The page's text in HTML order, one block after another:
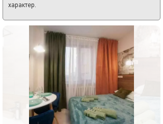
характер.